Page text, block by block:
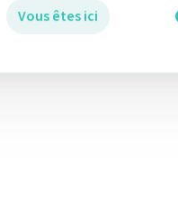
Vous êtes ici